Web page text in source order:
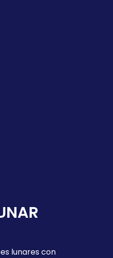
lunares con